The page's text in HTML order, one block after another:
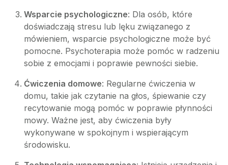
Wsparcie psychologiczne: Dla osób, które
doświadczają stresu lub lęku związanego z
mówieniem, wsparcie psychologiczne może być
pomocne. Psychoterapia może pomóc w radzeniu
sobie z emocjami i poprawie pewności siebie.
Ćwiczenia domowe: Regularne ćwiczenia w
domu, takie jak czytanie na głos, śpiewanie czy
recytowanie mogą pomóc w poprawie płynności
mowy. Ważne jest, aby ćwiczenia były
wykonywane w spokojnym i wspierającym
środowisku.